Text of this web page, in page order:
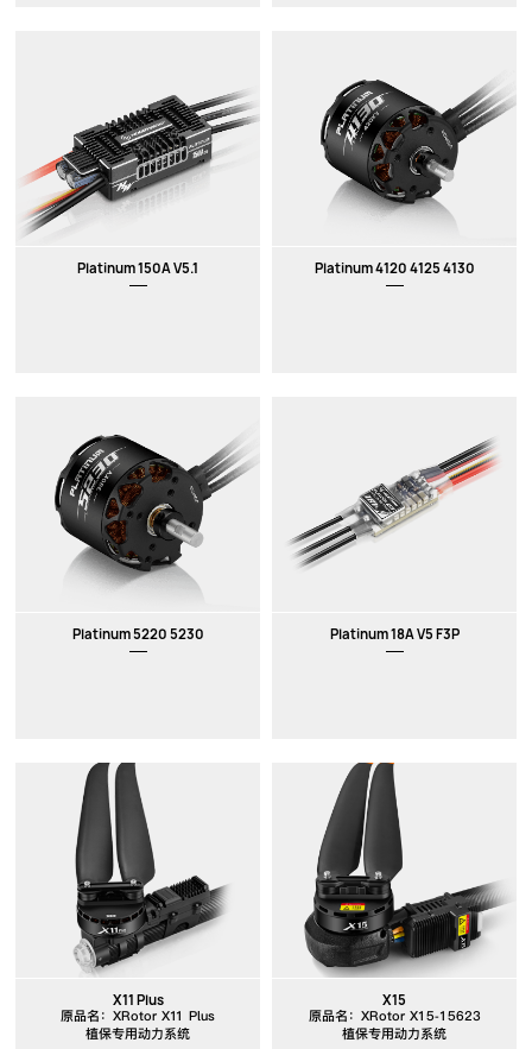
Platinum 150A V5.1 Platinum 4120 4125 4130
Platinum 5220 5230 Platinum 18A V5 F3P
X11 Plus
原品名：XRotor X11 Plus
植保专用动力系统
X15
原品名：XRotor X15-15623
植保专用动力系统